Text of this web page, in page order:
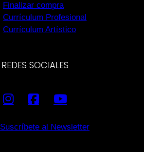
Finalizar compra
Currículum Profesional
Currículum Artístico
REDES SOCIALES
Suscríbete al Newsletter